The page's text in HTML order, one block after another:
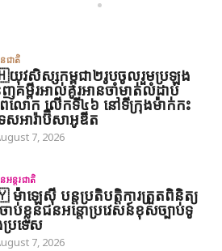
ជាតិ
វសិស្សកម្ពុជា២រូបចូលរួមប្រឡង
ញគម្ពីរអាល់គូរអានចាំមាត់លំដាប់
លោក លើកទី៤៦ នៅទីក្រុងម៉ាក់កះ
សអារ៉ាប៊ីសាអូឌីត
7, 2026
អន្តរជាតិ
ាឡេស៊ី បន្តប្រតិបត្តិការត្រួតពិនិត្យ
ាប់ខ្លួនជនអន្តោប្រវេសន៍ខុសច្បាប់ទូ
ប្រទេស
7, 2026